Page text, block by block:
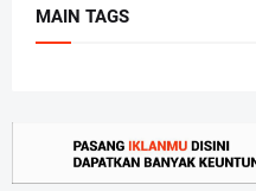
MAIN TAGS